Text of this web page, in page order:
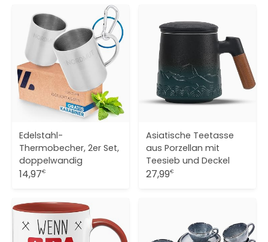
Edelstahl-
Thermobecher, 2er Set,
doppelwandig
14,97€
Asiatische Teetasse
aus Porzellan mit
Teesieb und Deckel
27,99€